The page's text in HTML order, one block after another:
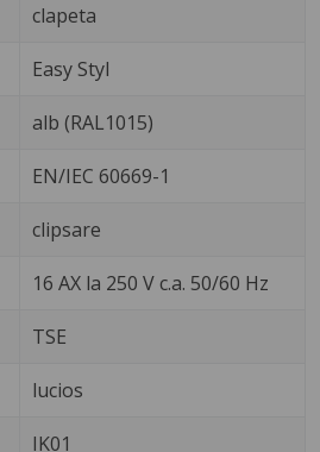
clapeta
Easy Styl
alb (RAL1015)
EN/IEC 60669-1
clipsare
16 AX la 250 V c.a. 50/60 Hz
TSE
lucios
IK01